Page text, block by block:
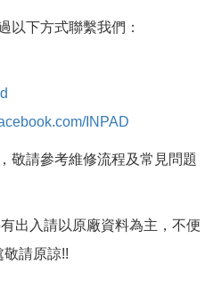
以下方式聯繫我們：
INPAD
敬請參考維修流程及常見問題
出入請以原廠資料為主，不便
敬請原諒!!